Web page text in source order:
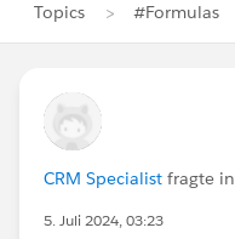
Topics #Formulas
CRM Specialist fragte in
5. Juli 2024, 03:23